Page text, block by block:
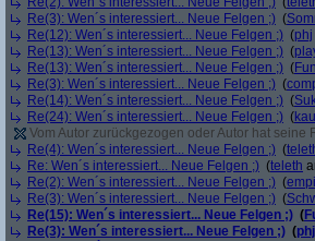
Re(3): Wen´s interessiert... Neue Felgen ;) (
Re(12): Wen´s interessiert... Neue Felgen ;) (phj
Re(13): Wen´s interessiert... Neue Felgen ;) (
Re(13): Wen´s interessiert... Neue Felgen ;) (
Re(3): Wen´s interessiert... Neue Felgen ;) (
Re(14): Wen´s interessiert... Neue Felgen ;) (
Re(24): Wen´s interessiert... Neue Felgen ;) (
Vom Autor zurückgezogen oder Autor hat seine
Re(4): Wen´s interessiert... Neue Felgen ;) (
Re: Wen´s interessiert... Neue Felgen ;) (teleth
Re(2): Wen´s interessiert... Neue Felgen ;) (
Re(3): Wen´s interessiert... Neue Felgen ;) (
Re(15): Wen´s interessiert... Neue Felgen ;) (
Re(3): Wen´s interessiert... Neue Felgen ;) (phj